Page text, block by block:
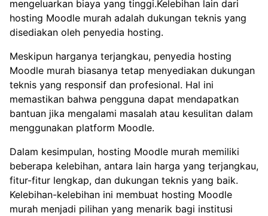
mengeluarkan biaya yang tinggi.Kelebihan lain dari
hosting Moodle murah adalah dukungan teknis yang
disediakan oleh penyedia hosting.
Meskipun harganya terjangkau, penyedia hosting
Moodle murah biasanya tetap menyediakan dukungan
teknis yang responsif dan profesional. Hal ini
memastikan bahwa pengguna dapat mendapatkan
bantuan jika mengalami masalah atau kesulitan dalam
menggunakan platform Moodle.
Dalam kesimpulan, hosting Moodle murah memiliki
beberapa kelebihan, antara lain harga yang terjangkau,
fitur-fitur lengkap, dan dukungan teknis yang baik.
Kelebihan-kelebihan ini membuat hosting Moodle
murah menjadi pilihan yang menarik bagi institusi